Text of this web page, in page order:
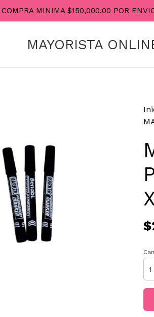
MINIMA $150,000.00 POR
MAYORISTA